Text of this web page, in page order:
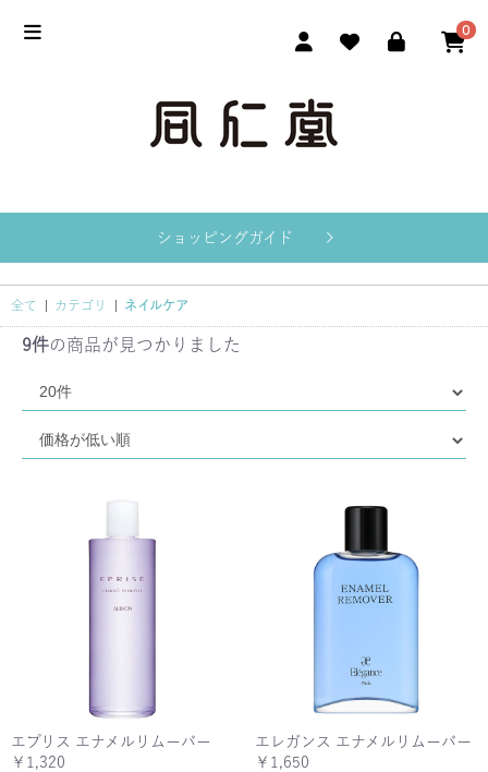
0
ショッピングガイド
全て カテゴリ ネイルケア
9件の商品が見つかりました
エプリス エナメルリムーバー
￥1,320
エレガンス エナメルリムーバー
￥1,650